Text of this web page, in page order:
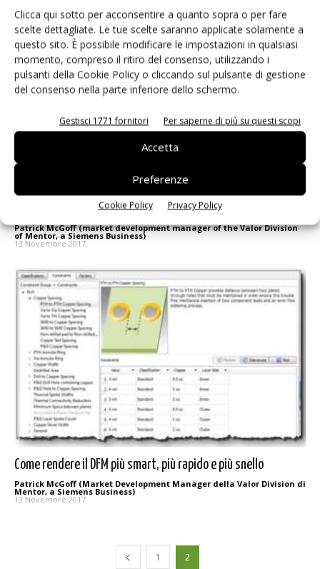
Clicca qui sotto per acconsentire a quanto sopra o per fare
scelte dettagliate. Le tue scelte saranno applicate solamente a
questo sito. È possibile modificare le impostazioni in qualsiasi
momento, compreso il ritiro del consenso, utilizzando i
pulsanti della Cookie Policy o cliccando sul pulsante di gestione
del consenso nella parte inferiore dello schermo.
Gestisci 1771 fornitori Per saperne di più su questi scopi
Accetta
Preferenze
Cookie Policy Privacy Policy
With Mentor Making Design for Manufacturing (DFM)
Smarter, Faster and Leaner
Patrick McGoff (market development manager of the Valor Division
of Mentor, a Siemens Business) -
13 Novembre 2017
Come rendere il DFM più smart, più rapido e più snello
Patrick McGoff (Market Development Manager della Valor Division di
Mentor, a Siemens Business) -
13 Novembre 2017
1 2